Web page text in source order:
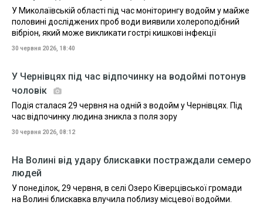
У Миколаївській області під час моніторингу водойм у майже
половині досліджених проб води виявили холероподібний
вібріон, який може викликати гострі кишкові інфекції
30 червня 2026, 18:40
У Чернівцях під час відпочинку на водоймі потонув
чоловік
Подія сталася 29 червня на одній з водойм у Чернівцях. Під
час відпочинку людина зникла з поля зору
30 червня 2026, 08:12
На Волині від удару блискавки постраждали семеро
людей
У понеділок, 29 червня, в селі Озеро Ківерцівської громади
на Волині блискавка влучила поблизу місцевої водойми.